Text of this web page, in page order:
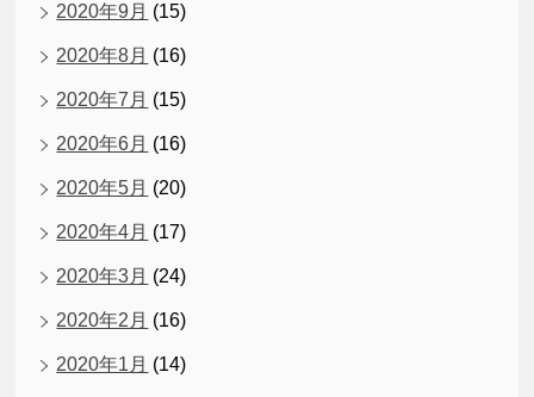
2020年9月 (15)
2020年8月 (16)
2020年7月 (15)
2020年6月 (16)
2020年5月 (20)
2020年4月 (17)
2020年3月 (24)
2020年2月 (16)
2020年1月 (14)